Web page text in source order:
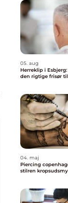
05. aug
Herreklip i
den rigtige frisør
04. maj
Piercing copenhagen guide til
stilren